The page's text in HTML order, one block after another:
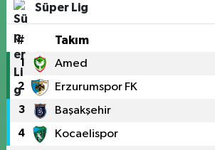
Süper Lig
# Takım
1 Amed
2 Erzurumspor FK
3 Başakşehir
4 Kocaelispor